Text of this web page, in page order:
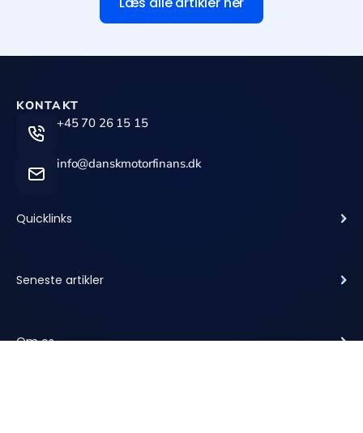
KONTAKT
+45 70 26 15 15
info@danskmotorfinans.dk
Quicklinks
Seneste artikler
Om os